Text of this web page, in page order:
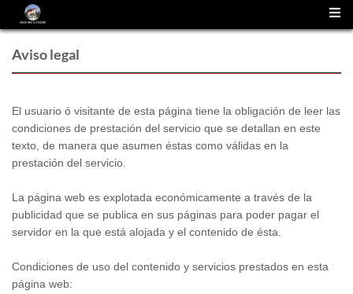
Aviso legal
El usuario ó visitante de esta página tiene la obligación de leer las
condiciones de prestación del servicio que se detallan en este
texto, de manera que asumen éstas como válidas en la
prestación del servicio.
La página web es explotada económicamente a través de la
publicidad que se publica en sus páginas para poder pagar el
servidor en la que está alojada y el contenido de ésta.
Condiciones de uso del contenido y servicios prestados en esta
página web: